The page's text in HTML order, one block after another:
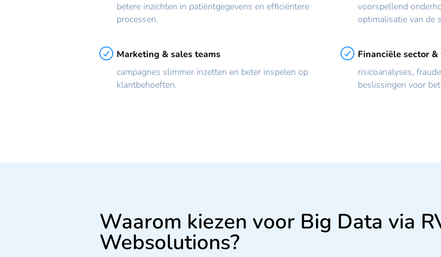
betere inzichten in patiëntgegevens en efficiëntere
processen.
voorspellend
optimalisatie van de
Marketing & sales teams
campagnes slimmer inzetten en beter inspelen op
klantbehoeften.
Financiële sector &
risicoanalyses,
beslissingen voor
Waarom kiezen voor Big Data via
Websolutions?